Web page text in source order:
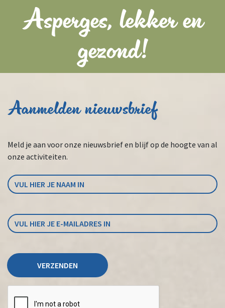
Asperges, lekker en
gezond!
Aanmelden nieuwsbrief
Meld je aan voor onze nieuwsbrief en blijf op de hoogte van al
onze activiteiten.